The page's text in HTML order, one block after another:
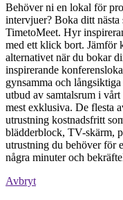
Behöver ni en lokal för
intervjuer? Boka ditt nästa
TimetoMeet. Hyr
med ett klick bort. Jämför
alternativet när du bokar
inspirerande
gynsamma och
utbud av samtalsrum i
mest exklusiva. De flesta
utrustning kostnadsfritt
blädderblock, TV-skärm,
utrustning du behöver för
några minuter och
Avbryt